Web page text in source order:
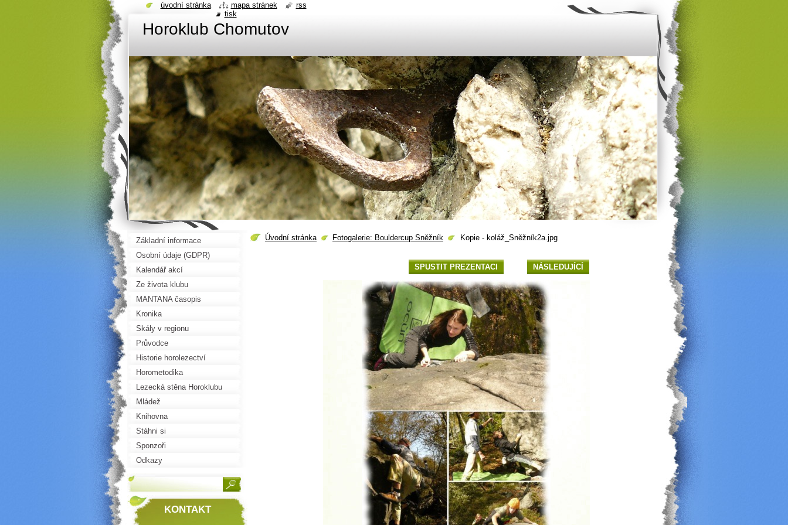
Horoklub Chomutov
Úvodní stránka Fotogalerie: Bouldercup Sněžník Kopie - koláž_Sněžník2a.jpg
SPUSTIT PREZENTACI NÁSLEDUJÍCÍ
Základní informace
Osobní údaje (GDPR)
Kalendář akcí
Ze života klubu
MANTANA časopis
Kronika
Skály v regionu
Průvodce
Historie horolezectví
Horometodika
Lezecká stěna Horoklubu
Mládež
Knihovna
Stáhni si
Sponzoři
Odkazy
KONTAKT
úvodní stránka mapa stránek
rss
tisk